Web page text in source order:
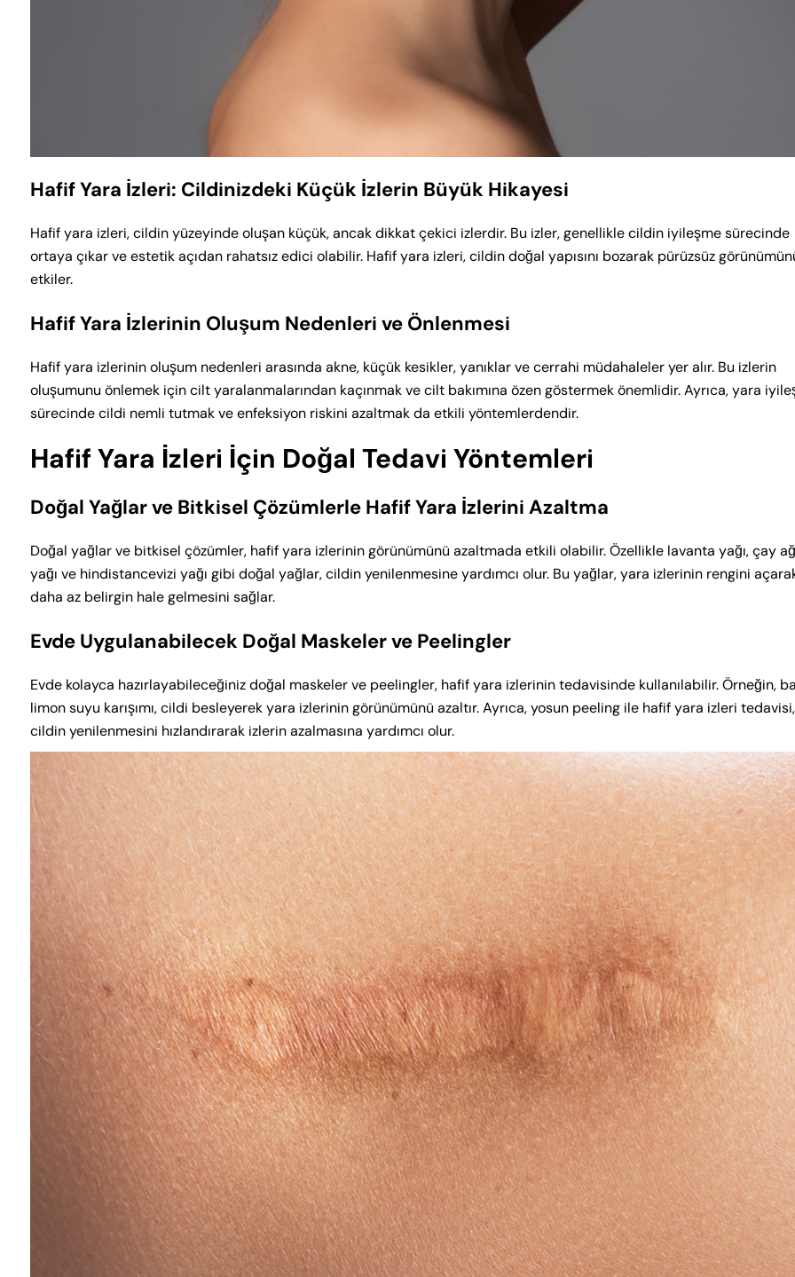
Hafif Yara İzleri: Cildinizdeki Küçük İzlerin Büyük Hikayesi
Hafif yara izleri, cildin yüzeyinde oluşan küçük, ancak dikkat çekici izlerdir. Bu izler, genellikle cildin iyileşme sürecinde
ortaya çıkar ve estetik açıdan rahatsız edici olabilir. Hafif yara izleri, cildin doğal yapısını bozarak pürüzsüz
etkiler.
Hafif Yara İzlerinin Oluşum Nedenleri ve Önlenmesi
Hafif yara izlerinin oluşum nedenleri arasında akne, küçük kesikler, yanıklar ve cerrahi müdahaleler yer alır. Bu izlerin
oluşumunu önlemek için cilt yaralanmalarından kaçınmak ve cilt bakımına özen göstermek önemlidir. Ayrıca, yara
sürecinde cildi nemli tutmak ve enfeksiyon riskini azaltmak da etkili yöntemlerdendir.
Hafif Yara İzleri İçin Doğal Tedavi Yöntemleri
Doğal Yağlar ve Bitkisel Çözümlerle Hafif Yara İzlerini Azaltma
Doğal yağlar ve bitkisel çözümler, hafif yara izlerinin görünümünü azaltmada etkili olabilir. Özellikle lavanta yağı, çay
yağı ve hindistancevizi yağı gibi doğal yağlar, cildin yenilenmesine yardımcı olur. Bu yağlar, yara izlerinin rengini
daha az belirgin hale gelmesini sağlar.
Evde Uygulanabilecek Doğal Maskeler ve Peelingler
Evde kolayca hazırlayabileceğiniz doğal maskeler ve peelingler, hafif yara izlerinin tedavisinde kullanılabilir. Örneğin,
limon suyu karışımı, cildi besleyerek yara izlerinin görünümünü azaltır. Ayrıca, yosun peeling ile hafif yara izleri tedavisi,
cildin yenilenmesini hızlandırarak izlerin azalmasına yardımcı olur.